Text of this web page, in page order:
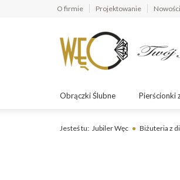
O firmie Projektowanie
Obrączki Ślubne Pierścionki
Jesteś tu: Jubiler Węc Biżuteria z